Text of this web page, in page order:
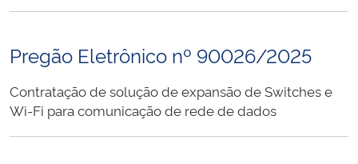
Pregão Eletrônico nº 90026/2025
Contratação de solução de expansão de Switches e
Wi-Fi para comunicação de rede de dados